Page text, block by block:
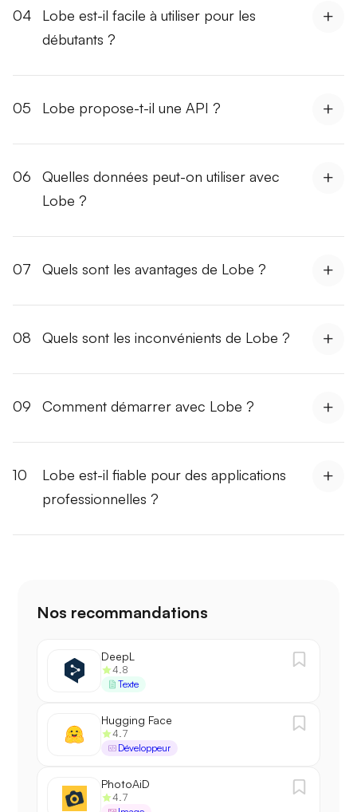
04
Lobe est-il facile à utiliser pour les
débutants ?
05 Lobe propose-t-il une API ?
06
Quelles données peut-on utiliser avec
Lobe ?
07 Quels sont les avantages de Lobe ?
08 Quels sont les inconvénients de Lobe ?
09 Comment démarrer avec Lobe ?
10
Lobe est-il fiable pour des applications
professionnelles ?
Nos recommandations
DeepL
4.8
Texte
Hugging Face
4.7
Développeur
PhotoAiD
4.7